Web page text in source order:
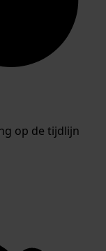
op de tijdlijn